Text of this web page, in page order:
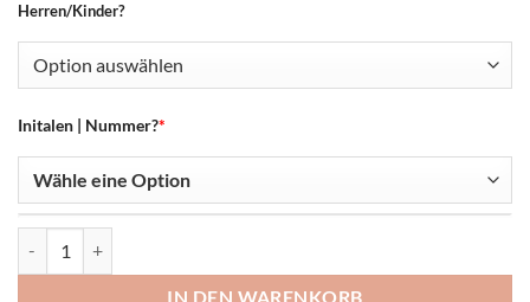
Herren/Kinder?
*
Initalen | Nummer?
IN DEN WARENKORB